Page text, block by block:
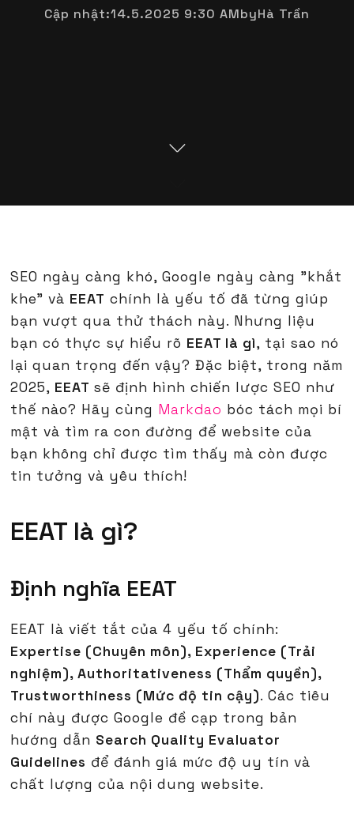
Cập nhật:14.5.2025 9:30 AMbyHà Trần
SEO ngày càng khó, Google ngày càng "khắt
khe" và EEAT chính là yếu tố đã từng giúp
bạn vượt qua thử thách này. Nhưng liệu
bạn có thực sự hiểu rõ EEAT là gì, tại sao nó
lại quan trọng đến vậy? Đặc biệt, trong năm
2025, EEAT sẽ định hình chiến lược SEO như
thế nào? Hãy cùng Markdao bóc tách mọi bí
mật và tìm ra con đường để website của
bạn không chỉ được tìm thấy mà còn được
tin tưởng và yêu thích!
EEAT là gì?
Định nghĩa EEAT
EEAT là viết tắt của 4 yếu tố chính:
Expertise (Chuyên môn), Experience (Trải
nghiệm), Authoritativeness (Thẩm quyền),
Trustworthiness (Mức độ tin cậy). Các tiêu
chí này được Google đề cạp trong bản
hướng dẫn Search Quality Evaluator
Guidelines để đánh giá mức độ uy tín và
chất lượng của nội dung website.